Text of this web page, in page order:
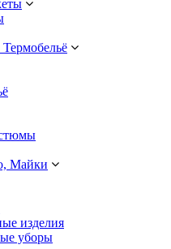
Майки
изделия
уборы